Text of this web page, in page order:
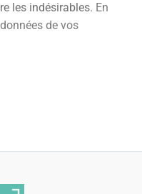
les indésirables. En
de vos